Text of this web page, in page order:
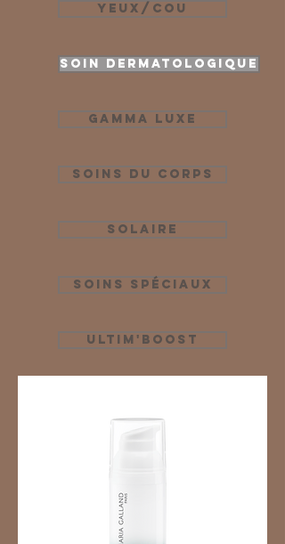
Yeux/Cou
Soin dermatologique
Gamma Luxe
Soins du corps
Solaire
Soins Spéciaux
Ultim'Boost